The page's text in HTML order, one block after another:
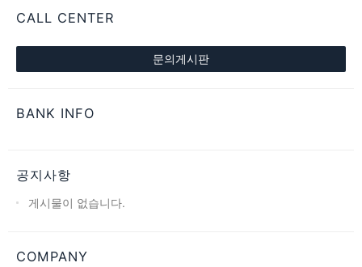
CALL CENTER
문의게시판
BANK INFO
공지사항
게시물이 없습니다.
COMPANY